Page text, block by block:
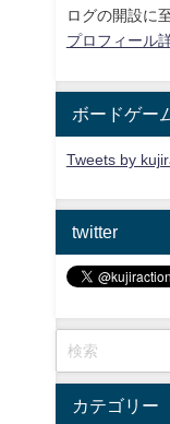
ログの開設に
プロフィール
ボードゲー
Tweets by
twitter
カテゴリー